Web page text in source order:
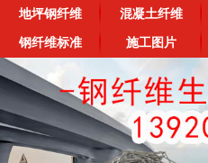
地坪钢纤维 混凝土纤维
钢纤维标准 施工图片